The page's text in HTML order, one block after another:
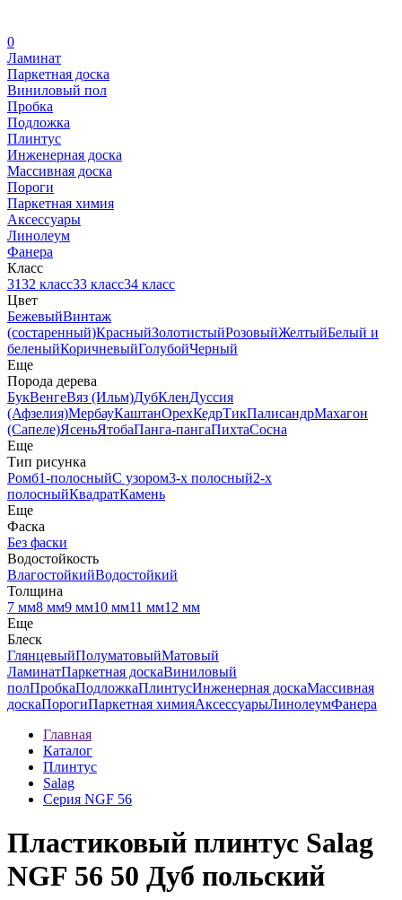
0
Ламинат
Паркетная доска
Виниловый пол
Пробка
Подложка
Плинтус
Инженерная доска
Массивная доска
Пороги
Паркетная химия
Аксессуары
Линолеум
Фанера
Класс
3132 класс33 класс34 класс
Цвет
БежевыйВинтаж
(состаренный)КрасныйЗолотистыйРозовыйЖелтыйБелый и
беленыйКоричневыйГолубойЧерный
Еще
Порода дерева
БукВенгеВяз (Ильм)ДубКленДуссия
(Афзелия)МербауКаштанОрехКедрТикПалисандрМахагон
(Сапеле)ЯсеньЯтобаПанга-пангаПихтаСосна
Еще
Тип рисунка
Ромб1-полосныйС узором3-х полосный2-х
полосныйКвадратКамень
Еще
Фаска
Без фаски
Водостойкость
ВлагостойкийВодостойкий
Толщина
7 мм8 мм9 мм10 мм11 мм12 мм
Еще
Блеск
ГлянцевыйПолуматовыйМатовый
ЛаминатПаркетная доскаВиниловый
полПробкаПодложкаПлинтусИнженерная доскаМассивная
доскаПорогиПаркетная химияАксессуарыЛинолеумФанера
Главная
Каталог
Плинтус
Salag
Серия NGF 56
Пластиковый плинтус Salag
NGF 56 50 Дуб польский